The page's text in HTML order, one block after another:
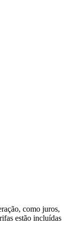
como juros,
estão incluídas